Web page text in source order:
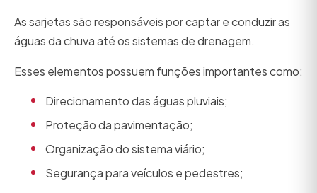
As sarjetas são responsáveis por captar e conduzir as
águas da chuva até os sistemas de drenagem.
Esses elementos possuem funções importantes como:
Direcionamento das águas pluviais;
Proteção da pavimentação;
Organização do sistema viário;
Segurança para veículos e pedestres;